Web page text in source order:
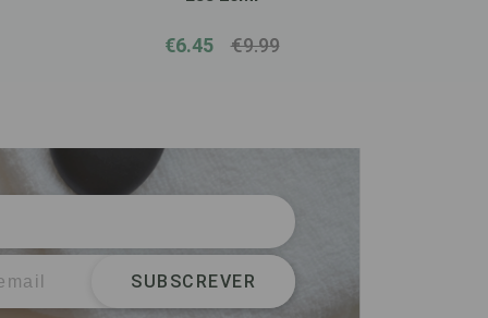
€6.45 €9.99
SUBSCREVER